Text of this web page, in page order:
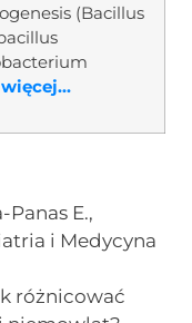
(Bacillus
Panas E.,
i Medycyna
różnicować